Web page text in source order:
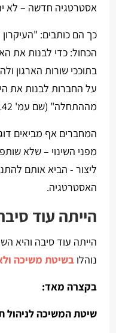
אסטרטגיה חדשה – לא
כך הם כותבים:
הכחול: כדי לבנות את
בתוככי שורות הארגון
על החברות לבנות את
מההתחלה" (שם עמ' 142).
המחברים אף מביאים
מפני השינוי – שלא
ליצור - הביא אותם
האסטרטגיה.
הייתה עוד
הייתה עוד סיבה והיא
נוהלו בשיטת משיכה
בקצרה מאד:
שיטת המשיכה לניהול